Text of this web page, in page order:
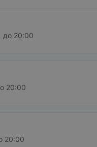
до 20:00
20:00
20:00